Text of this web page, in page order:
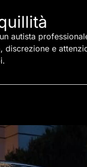
autista
discrezione e